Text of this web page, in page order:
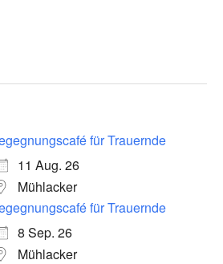
für Trauernde
11 Aug. 26
Mühlacker
für Trauernde
8 Sep. 26
Mühlacker